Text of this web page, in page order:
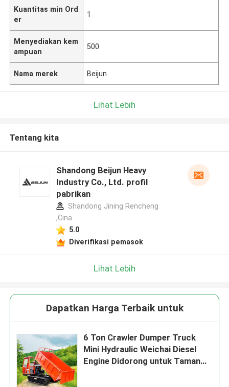
Kuantitas min Ord
er
1
Menyediakan kem
ampuan
500
Nama merek Beijun
Lihat Lebih
Tentang kita
Shandong Beijun Heavy
Industry Co., Ltd. profil
pabrikan
Shandong Jining Rencheng
,Cina
5.0
Diverifikasi pemasok
Lihat Lebih
Dapatkan Harga Terbaik untuk
6 Ton Crawler Dumper Truck
Mini Hydraulic Weichai Diesel
Engine Didorong untuk Taman